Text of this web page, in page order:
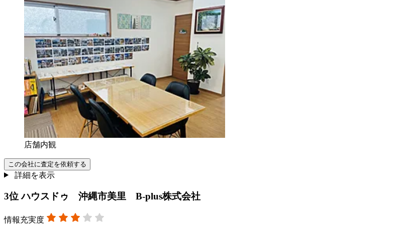
店舗内観
この会社に査定を依頼する
詳細を表示
3位ハウスドゥ 沖縄市美里 B-plus株式会社
情報充実度